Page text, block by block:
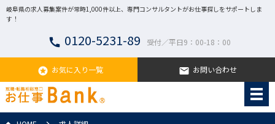
岐阜県の求人募集案件が常時1,000件以上、専門コンサルタントがお仕事探しをサポートしま
す！
call 0120-5231-89 受付／平日9：00-18：00
stars お気に入り一覧 email お問い合わせ